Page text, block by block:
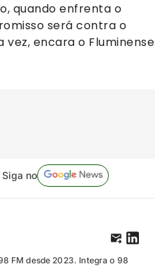
quando enfrenta o
será contra o
vez, encara o Fluminense
Siga no
FM desde 2023. Integra o 98